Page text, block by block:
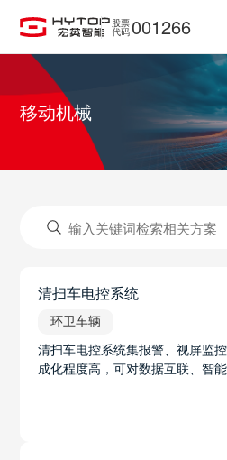
股票
代码 001266
移动机械
清扫车电控系统
环卫车辆
清扫车电控系统集报警、视屏监
成化程度高，可对数据互联、智